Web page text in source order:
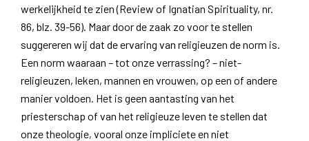
werkelijkheid te zien (Review of Ignatian Spirituality, nr.
86, blz. 39-56). Maar door de zaak zo voor te stellen
suggereren wij dat de ervaring van religieuzen de norm is.
Een norm waaraan – tot onze verrassing? – niet-
religieuzen, leken, mannen en vrouwen, op een of andere
manier voldoen. Het is geen aantasting van het
priesterschap of van het religieuze leven te stellen dat
onze theologie, vooral onze impliciete en niet